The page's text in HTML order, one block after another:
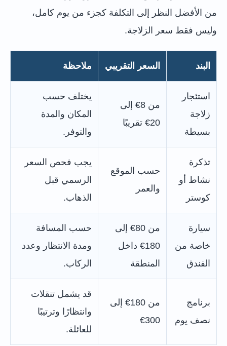
من الأفضل النظر إلى التكلفة كجزء من يوم كامل،
وليس فقط سعر الزلاجة.
البند السعر التقريبي ملاحظة
استئجار
زلاجة
بسيطة
من 8€ إلى
20€ تقريبًا
يختلف حسب
المكان والمدة
والتوفر.
تذكرة
نشاط أو
كوستر
حسب الموقع
والعمر
يجب فحص السعر
الرسمي قبل
الذهاب.
سيارة
خاصة من
الفندق
من 80€ إلى
180€ داخل
المنطقة
حسب المسافة
ومدة الانتظار وعدد
الركاب.
برنامج
نصف يوم
من 180€ إلى
300€
قد يشمل تنقلات
وانتظارًا وترتيبًا
للعائلة.